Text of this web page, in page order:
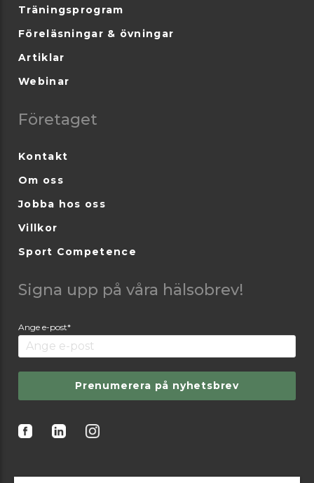
Träningsprogram
Föreläsningar & övningar
Artiklar
Webinar
Företaget
Kontakt
Om oss
Jobba hos oss
Villkor
Sport Competence
Signa upp på våra hälsobrev!
Ange e-post*
Prenumerera på nyhetsbrev